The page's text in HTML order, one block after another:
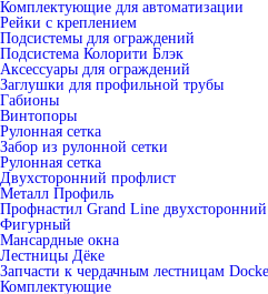
Комплектующие для автоматизации
Рейки с креплением
Подсистемы для ограждений
Подсистема Колорити Блэк
Аксессуары для ограждений
Заглушки для профильной трубы
Габионы
Винтопоры
Рулонная сетка
Забор из рулонной сетки
Рулонная сетка
Двухсторонний профлист
Металл Профиль
Профнастил Grand Line двухсторонний
Фигурный
Мансардные окна
Лестницы Дёке
Запчасти к чердачным лестницам Docke
Комплектующие